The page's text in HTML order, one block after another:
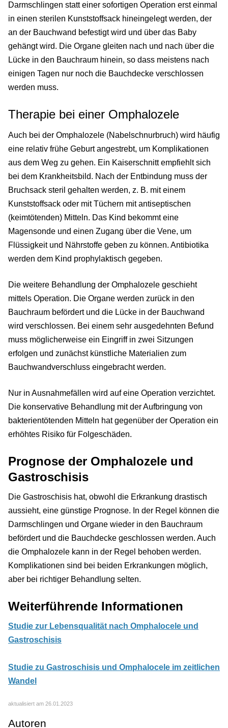
Darmschlingen statt einer sofortigen Operation erst einmal
in einen sterilen Kunststoffsack hineingelegt werden, der
an der Bauchwand befestigt wird und über das Baby
gehängt wird. Die Organe gleiten nach und nach über die
Lücke in den Bauchraum hinein, so dass meistens nach
einigen Tagen nur noch die Bauchdecke verschlossen
werden muss.
Therapie bei einer Omphalozele
Auch bei der Omphalozele (Nabelschnurbruch) wird häufig
eine relativ frühe Geburt angestrebt, um Komplikationen
aus dem Weg zu gehen. Ein Kaiserschnitt empfiehlt sich
bei dem Krankheitsbild. Nach der Entbindung muss der
Bruchsack steril gehalten werden, z. B. mit einem
Kunststoffsack oder mit Tüchern mit antiseptischen
(keimtötenden) Mitteln. Das Kind bekommt eine
Magensonde und einen Zugang über die Vene, um
Flüssigkeit und Nährstoffe geben zu können. Antibiotika
werden dem Kind prophylaktisch gegeben.
Die weitere Behandlung der Omphalozele geschieht
mittels Operation. Die Organe werden zurück in den
Bauchraum befördert und die Lücke in der Bauchwand
wird verschlossen. Bei einem sehr ausgedehnten Befund
muss möglicherweise ein Eingriff in zwei Sitzungen
erfolgen und zunächst künstliche Materialien zum
Bauchwandverschluss eingebracht werden.
Nur in Ausnahmefällen wird auf eine Operation verzichtet.
Die konservative Behandlung mit der Aufbringung von
bakterientötenden Mitteln hat gegenüber der Operation ein
erhöhtes Risiko für Folgeschäden.
Prognose der Omphalozele und
Gastroschisis
Die Gastroschisis hat, obwohl die Erkrankung drastisch
aussieht, eine günstige Prognose. In der Regel können die
Darmschlingen und Organe wieder in den Bauchraum
befördert und die Bauchdecke geschlossen werden. Auch
die Omphalozele kann in der Regel behoben werden.
Komplikationen sind bei beiden Erkrankungen möglich,
aber bei richtiger Behandlung selten.
Weiterführende Informationen
Studie zur Lebensqualität nach Omphalocele und
Gastroschisis
Studie zu Gastroschisis und Omphalocele im zeitlichen
Wandel
aktualisiert am 26.01.2023
Autoren